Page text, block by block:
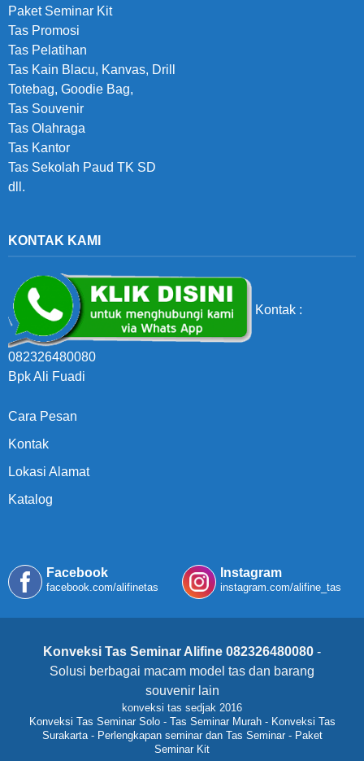
Paket Seminar Kit
Tas Promosi
Tas Pelatihan
Tas Kain Blacu, Kanvas, Drill
Totebag, Goodie Bag,
Tas Souvenir
Tas Olahraga
Tas Kantor
Tas Sekolah Paud TK SD
dll.
KONTAK KAMI
Kontak :
082326480080
Bpk Ali Fuadi
Cara Pesan
Kontak
Lokasi Alamat
Katalog
Facebook
facebook.com/alifinetas
Instagram
instagram.com/alifine_tas
Konveksi Tas Seminar Alifine 082326480080 -
Solusi berbagai macam model tas dan barang
souvenir lain
konveksi tas sedjak 2016
Konveksi Tas Seminar Solo- Tas Seminar Murah- Konveksi Tas
Surakarta- Perlengkapan seminar dan Tas Seminar- Paket
Seminar Kit